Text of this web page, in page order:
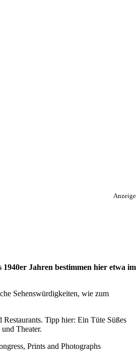
Anzeige
Jahren bestimmen hier etwa im
Sehenswürdigkeiten, wie zum
Tipp hier: Ein Tüte Süßes
Theater.